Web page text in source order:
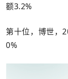
额3.2%
第十位，博世，
0%